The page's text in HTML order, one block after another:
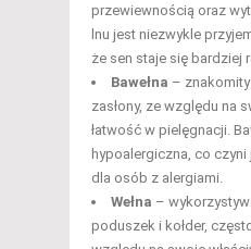
przewiewnością oraz
lnu jest niezwykle
że sen staje się bardziej
Bawełna –
zasłony, ze względu na
łatwość w pielęgnacji.
hypoalergiczna, co czyni
dla osób z alergiami.
Wełna –
poduszek i kołder,